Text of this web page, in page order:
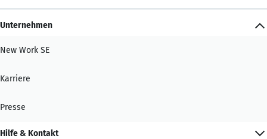
Unternehmen
New Work SE
Karriere
Presse
Hilfe & Kontakt